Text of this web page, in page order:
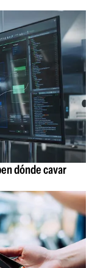
dónde cavar